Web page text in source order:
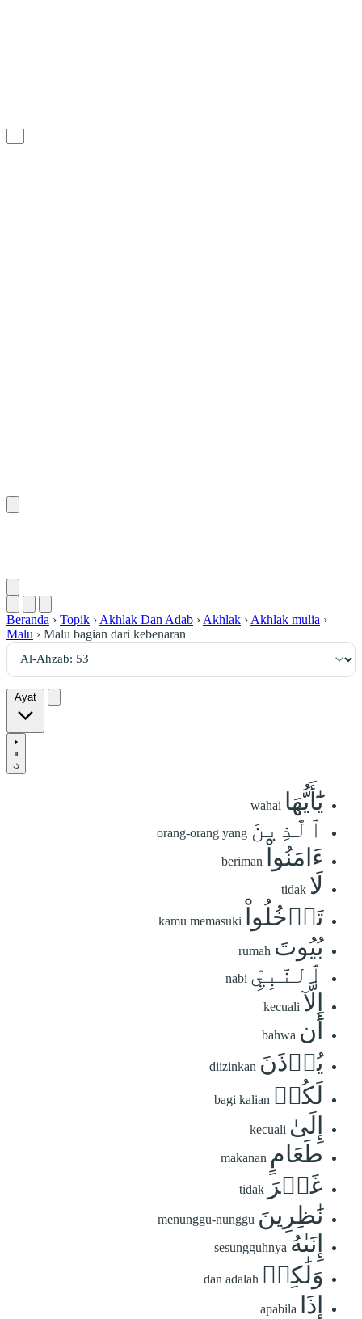
Beranda › Topik › Akhlak Dan Adab › Akhlak › Akhlak mulia ›
Malu › Malu bagian dari kebenaran
Ayat
يَٰٓأَيُّهَا wahai
ٱلَّذِينَ orang-orang yang
ءَامَنُواْ beriman
لَا tidak
تَدۡخُلُواْ kamu memasuki
بُيُوتَ rumah
ٱلنَّبِيِّ nabi
إِلَّآ kecuali
أَن bahwa
يُؤۡذَنَ diizinkan
لَكُمۡ bagi kalian
إِلَىٰ kecuali
طَعَامٍ makanan
غَيۡرَ tidak
نَٰظِرِينَ menunggu-nunggu
إِنَىٰهُ sesungguhnya
وَلَٰكِنۡ dan adalah
إِذَا apabila